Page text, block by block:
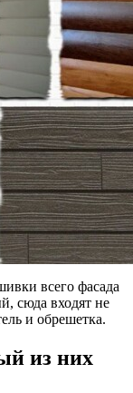
всего фасада
сюда входят не
и обрешетка.
из них